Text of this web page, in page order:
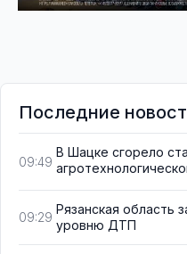
Последние
09:49
В Шацке сгорело
09:29
Рязанская область
уровню ДТП